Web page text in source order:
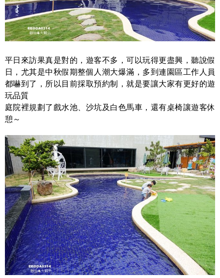
平日來訪果真是對的，遊客不多，可以玩得更盡興，聽說假
日，尤其是中秋假期整個人潮大爆滿，多到連園區工作人員
都嚇到了，所以目前採取預約制，就是要讓大家有更好的遊
玩品質
庭院裡規劃了戲水池、沙坑及白色馬車，還有桌椅讓遊客休
憩～